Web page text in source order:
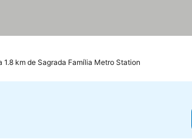
1.8 km de Sagrada Família Metro Station